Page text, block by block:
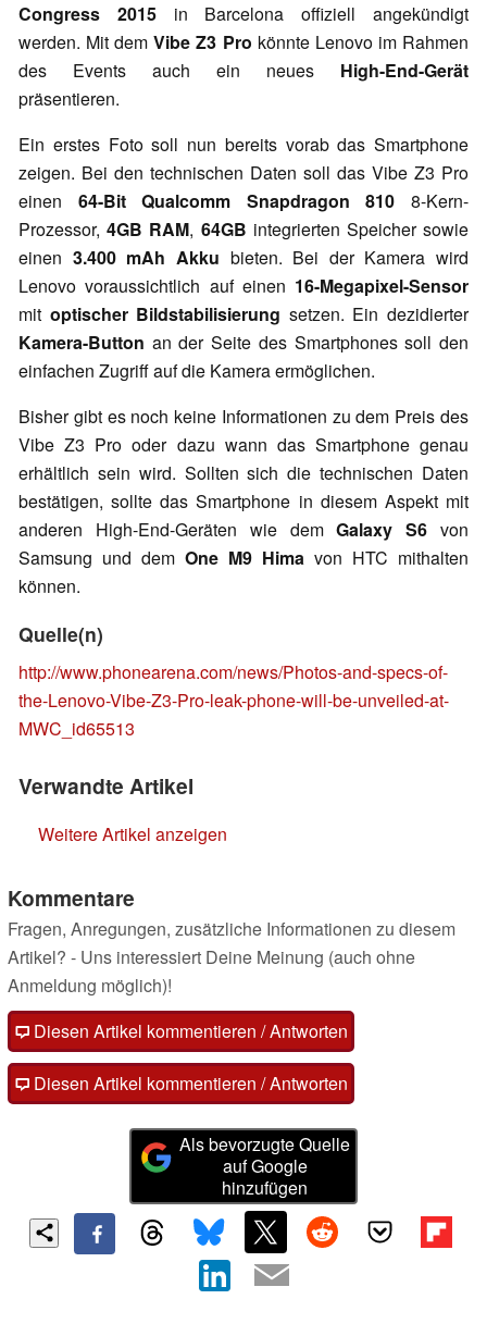
Congress 2015in Barcelona offiziell angekündigt
werden. Mit demVibe Z3 Pro könnte Lenovo im Rahmen
des Events auch ein neues High-End-Gerät
präsentieren.
Ein erstes Foto soll nun bereits vorab das Smartphone
zeigen. Bei den technischen Daten soll das Vibe Z3 Pro
einen 64-Bit Qualcomm Snapdragon 810 8-Kern-
Prozessor,4GB RAM, 64GB integrierten Speicher sowie
einen 3.400 mAh Akku bieten. Bei der Kamera wird
Lenovo voraussichtlich auf einen 16-Megapixel-Sensor
mit optischer Bildstabilisierung setzen. Ein dezidierter
Kamera-Button an der Seite des Smartphones soll den
einfachen Zugriff auf die Kamera ermöglichen.
Bisher gibt es noch keine Informationen zu dem Preis des
Vibe Z3 Pro oder dazu wann das Smartphone genau
erhältlich sein wird. Sollten sich die technischen Daten
bestätigen, sollte das Smartphone in diesem Aspekt mit
anderen High-End-Geräten wie demGalaxy S6 von
Samsung und dem One M9 Hima von HTC mithalten
können.
Quelle(n)
http://www.phonearena.com/news/Photos-and-specs-of-
the-Lenovo-Vibe-Z3-Pro-leak-phone-will-be-unveiled-at-
MWC_id65513
Verwandte Artikel
Weitere Artikel anzeigen
Kommentare
Fragen, Anregungen, zusätzliche Informationen zu diesem
Artikel? - Uns interessiert Deine Meinung (auch ohne
Anmeldung möglich)!
Diesen Artikel kommentieren / Antworten
Diesen Artikel kommentieren / Antworten
Als bevorzugte Quelle
auf Google
hinzufügen